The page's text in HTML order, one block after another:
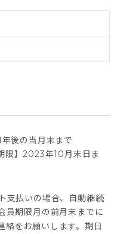
後の当月末まで
】2023年10月末日ま
支払いの場合、自動継続
員期限月の前月末までに
絡をお願いします。期日